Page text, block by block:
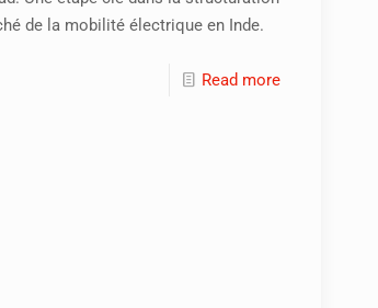
de la mobilité électrique en Inde.
Read more